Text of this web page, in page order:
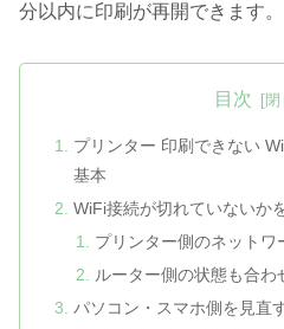
分以内に印刷が再開できます。
目次
プリンター 印刷できない
基本
WiFi接続が切れていないか
プリンター側のネットワ
ルーター側の状態も合わ
パソコン・スマホ側を見直